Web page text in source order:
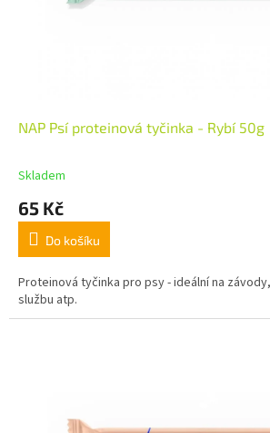
NAP Psí proteinová tyčinka - Rybí 50g
Skladem
65 Kč
Do košíku
Proteinová tyčinka pro psy - ideální na
službu atp.